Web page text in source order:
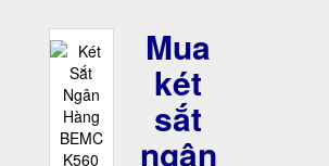
Mua
két
sắt
ngân